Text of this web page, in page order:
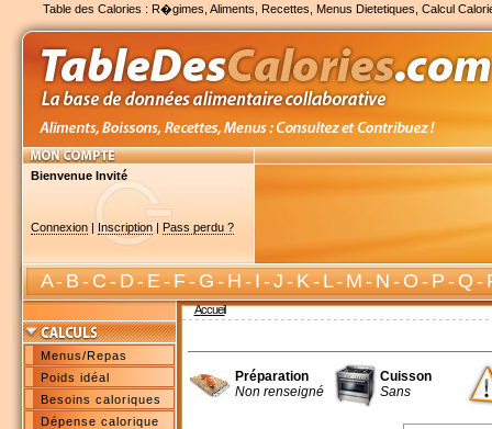
Table des Calories : R�gimes, Aliments, Recettes, Menus Dietetiques, Calcul
Bienvenue Invité
Connexion| Inscription| Pass perdu ?
A-B-C-D-E-F-G-H-I-J-K-L-M-N-O-P-Q-
Accueil
Menus/Repas
Poids idéal
Besoins caloriques
Dépense calorique
Préparation
Non renseigné
Cuisson
Sans